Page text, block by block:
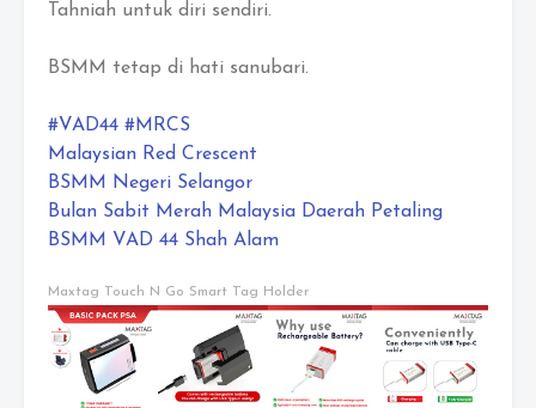
Tahniah untuk diri sendiri.
BSMM tetap di hati sanubari.
#VAD44 #MRCS
Malaysian Red Crescent
BSMM Negeri Selangor
Bulan Sabit Merah Malaysia Daerah Petaling
BSMM VAD 44 Shah Alam
Maxtag Touch N Go Smart Tag Holder